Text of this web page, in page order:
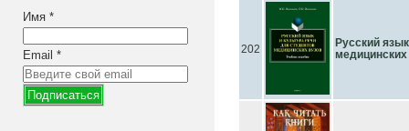
Имя *
Email * 202
Русский
медицинских